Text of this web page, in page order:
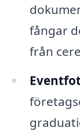
fångar
från